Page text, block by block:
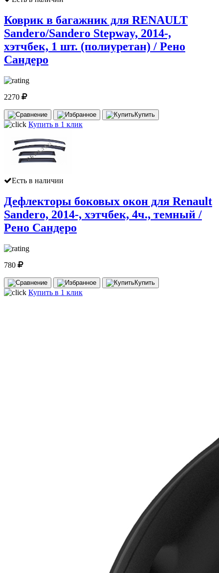
Коврик в багажник для RENAULT
Sandero/Sandero Stepway, 2014-,
хэтчбек, 1 шт. (полиуретан) / Рено
Сандеро
2270
Купить
Купить в 1 клик
Есть в наличии
Дефлекторы боковых окон для Renault
Sandero, 2014-, хэтчбек, 4ч., темный /
Рено Сандеро
780
Купить
Купить в 1 клик